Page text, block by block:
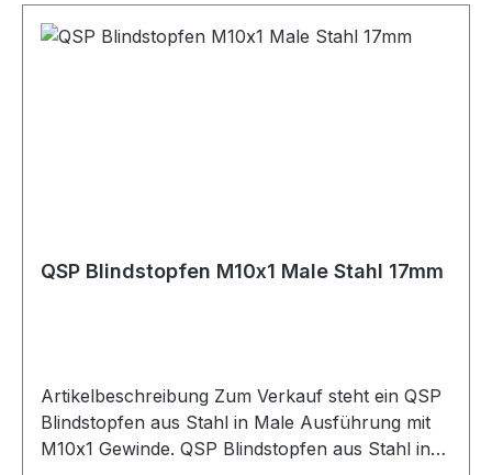
QSP Blindstopfen M10x1 Male Stahl 17mm
Artikelbeschreibung Zum Verkauf steht ein QSP
Blindstopfen aus Stahl in Male Ausführung mit
M10x1 Gewinde. QSP Blindstopfen aus Stahl in